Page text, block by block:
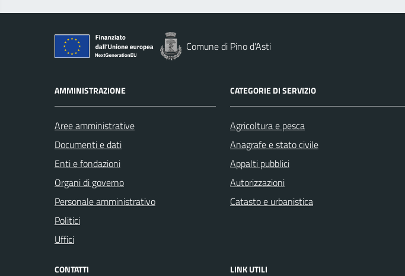
Comune di Pino d'Asti
AMMINISTRAZIONE
Aree amministrative
Documenti e dati
Enti e fondazioni
Organi di governo
Personale amministrativo
Politici
Uffici
CATEGORIE DI SERVIZIO
Agricoltura e pesca
Anagrafe e stato civile
Appalti pubblici
Autorizzazioni
Catasto e urbanistica
CONTATTI LINK UTILI